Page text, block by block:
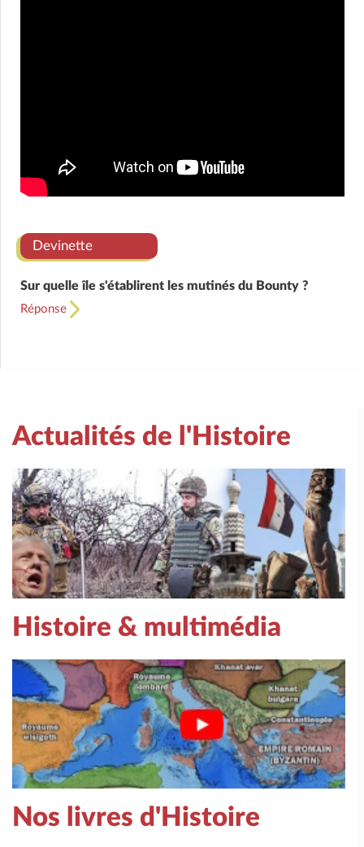
Devinette
Sur quelle île s'établirent les mutinés du Bounty ?
Réponse
Actualités de l'Histoire
Histoire & multimédia
Nos livres d'Histoire